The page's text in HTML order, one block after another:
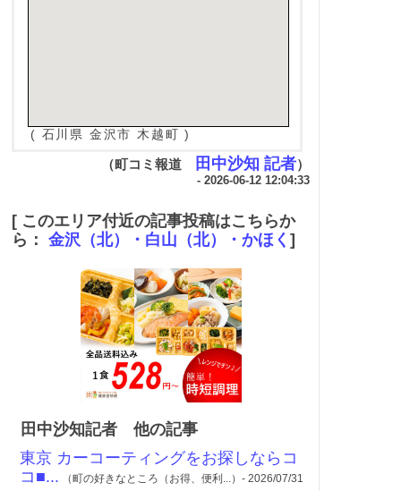
( 石川県 金沢市 木越町 )
（町コミ報道 田中沙知 記者）
- 2026-06-12 12:04:33
[ このエリア付近の記事投稿はこちらか
ら： 金沢（北）・白山（北）・かほく ]
田中沙知記者 他の記事
東京 カーコーティングをお探しならコ
コ■... （町の好きなところ（お得、便利...）- 2026/07/31